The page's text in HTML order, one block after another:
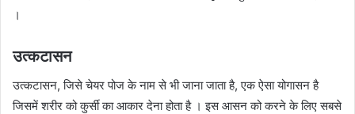
।
उत्कटासन
उत्कटासन, जिसे चेयर पोज के नाम से भी जाना जाता है, एक ऐसा योगासन है
जिसमें शरीर को कुर्सी का आकार देना होता है । इस आसन को करने के लिए सबसे